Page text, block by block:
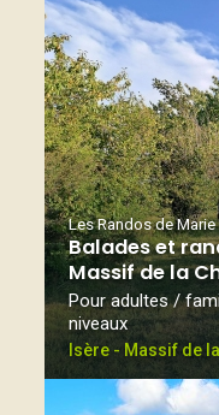
Les Randos de Marie
Balades et
Massif de la
Pour adultes /
niveaux
Isère - Massif de